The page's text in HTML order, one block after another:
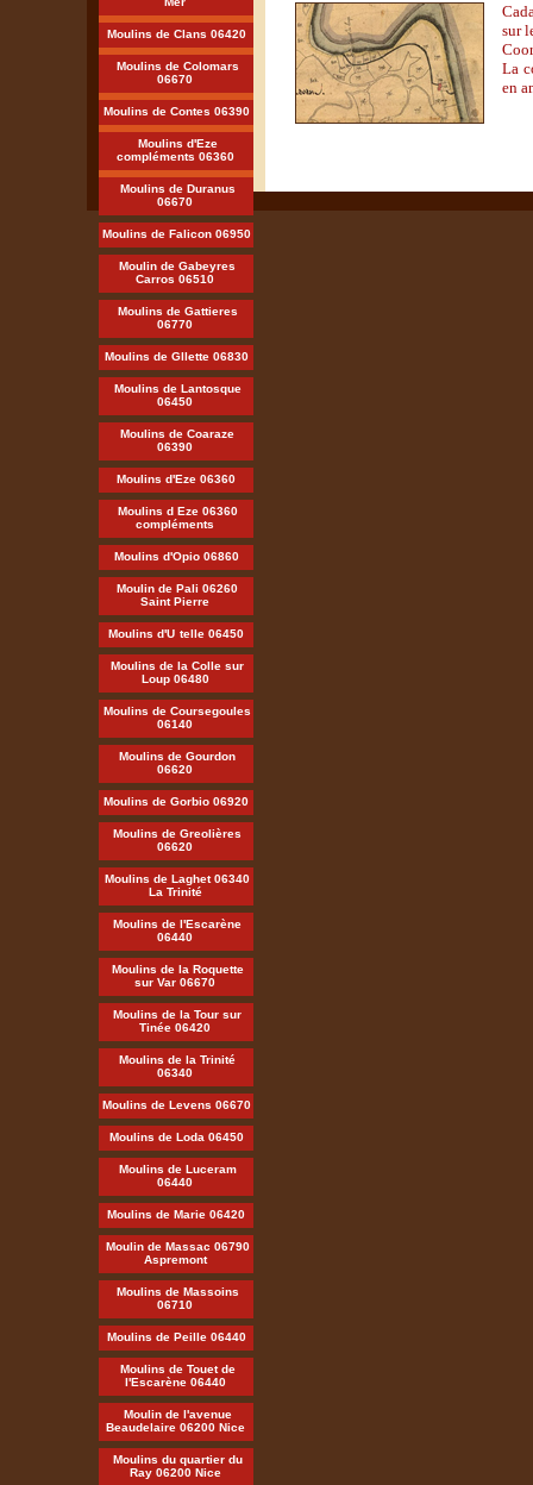
Moulins de Clans 06420
Moulins de Colomars
06670
Moulins de Contes 06390
Moulins d'Eze
compléments 06360
Moulins de Duranus
06670
Moulins de Falicon 06950
Moulin de Gabeyres
Carros 06510
Moulins de Gattieres
06770
Moulins de Gllette 06830
Moulins de Lantosque
06450
Moulins de Coaraze
06390
Moulins d'Eze 06360
Moulins d Eze 06360
compléments
Moulins d'Opio 06860
Moulin de Pali 06260
Saint Pierre
Moulins d'U telle 06450
Moulins de la Colle sur
Loup 06480
Moulins de Coursegoules
06140
Moulins de Gourdon
06620
Moulins de Gorbio 06920
Moulins de Greolières
06620
Moulins de Laghet 06340
La Trinité
Moulins de l'Escarène
06440
Moulins de la Roquette
sur Var 06670
Moulins de la Tour sur
Tinée 06420
Moulins de la Trinité
06340
Moulins de Levens 06670
Moulins de Loda 06450
Moulins de Luceram
06440
Moulins de Marie 06420
Moulin de Massac 06790
Aspremont
Moulins de Massoins
06710
Moulins de Peille 06440
Moulins de Touet de
l'Escarène 06440
Moulin de l'avenue
Beaudelaire 06200 Nice
Moulins du quartier du
Ray 06200 Nice
sur
La
en